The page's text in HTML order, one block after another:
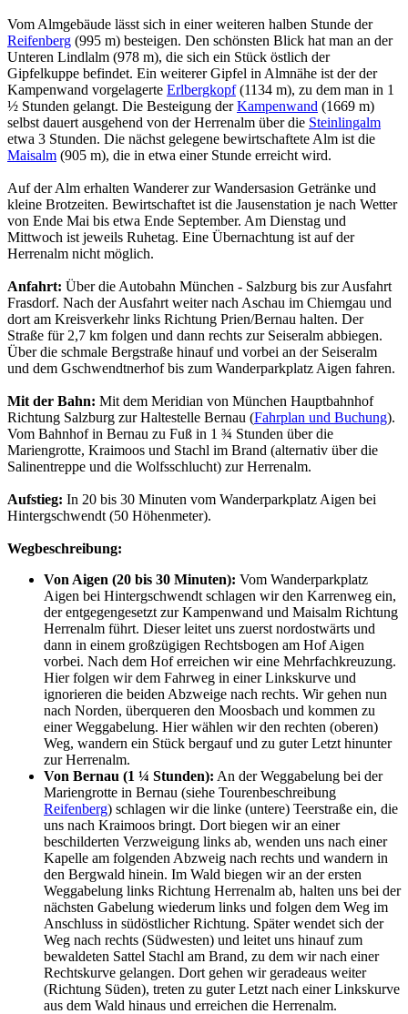
Vom Almgebäude lässt sich in einer weiteren halben Stunde der
Reifenberg (995 m) besteigen. Den schönsten Blick hat man an der
Unteren Lindlalm (978 m), die sich ein Stück östlich der
Gipfelkuppe befindet. Ein weiterer Gipfel in Almnähe ist der der
Kampenwand vorgelagerte Erlbergkopf(1134 m), zu dem man in 1
½ Stunden gelangt. Die Besteigung derKampenwand (1669 m)
selbst dauert ausgehend von der Herrenalm über die Steinlingalm
etwa 3 Stunden. Die nächst gelegene bewirtschaftete Alm ist die
Maisalm (905 m), die in etwa einer Stunde erreicht wird.
Auf der Alm erhalten Wanderer zur Wandersasion Getränke und
kleine Brotzeiten. Bewirtschaftet ist die Jausenstation je nach Wetter
von Ende Mai bis etwa Ende September. Am Dienstag und
Mittwoch ist jeweils Ruhetag. Eine Übernachtung ist auf der
Herrenalm nicht möglich.
Anfahrt: Über die Autobahn München - Salzburg bis zur Ausfahrt
Frasdorf. Nach der Ausfahrt weiter nach Aschau im Chiemgau und
dort am Kreisverkehr links Richtung Prien/Bernau halten. Der
Straße für 2,7 km folgen und dann rechts zur Seiseralm abbiegen.
Über die schmale Bergstraße hinauf und vorbei an der Seiseralm
und dem Gschwendtnerhof bis zum Wanderparkplatz Aigen fahren.
Mit der Bahn: Mit dem Meridian von München Hauptbahnhof
Richtung Salzburg zur Haltestelle Bernau (Fahrplan und Buchung).
Vom Bahnhof in Bernau zu Fuß in 1 ¾ Stunden über die
Mariengrotte, Kraimoos und Stachl im Brand (alternativ über die
Salinentreppe und die Wolfsschlucht) zur Herrenalm.
Aufstieg: In 20 bis 30 Minuten vom Wanderparkplatz Aigen bei
Hintergschwendt (50 Höhenmeter).
Wegbeschreibung:
Von Aigen (20 bis 30 Minuten): Vom Wanderparkplatz
Aigen bei Hintergschwendt schlagen wir den Karrenweg ein,
der entgegengesetzt zur Kampenwand und Maisalm Richtung
Herrenalm führt. Dieser leitet uns zuerst nordostwärts und
dann in einem großzügigen Rechtsbogen am Hof Aigen
vorbei. Nach dem Hof erreichen wir eine Mehrfachkreuzung.
Hier folgen wir dem Fahrweg in einer Linkskurve und
ignorieren die beiden Abzweige nach rechts. Wir gehen nun
nach Norden, überqueren den Moosbach und kommen zu
einer Weggabelung. Hier wählen wir den rechten (oberen)
Weg, wandern ein Stück bergauf und zu guter Letzt hinunter
zur Herrenalm.
Von Bernau (1 ¼ Stunden): An der Weggabelung bei der
Mariengrotte in Bernau (siehe Tourenbeschreibung
Reifenberg) schlagen wir die linke (untere) Teerstraße ein, die
uns nach Kraimoos bringt. Dort biegen wir an einer
beschilderten Verzweigung links ab, wenden uns nach einer
Kapelle am folgenden Abzweig nach rechts und wandern in
den Bergwald hinein. Im Wald biegen wir an der ersten
Weggabelung links Richtung Herrenalm ab, halten uns bei der
nächsten Gabelung wiederum links und folgen dem Weg im
Anschluss in südöstlicher Richtung. Später wendet sich der
Weg nach rechts (Südwesten) und leitet uns hinauf zum
bewaldeten Sattel Stachl am Brand, zu dem wir nach einer
Rechtskurve gelangen. Dort gehen wir geradeaus weiter
(Richtung Süden), treten zu guter Letzt nach einer Linkskurve
aus dem Wald hinaus und erreichen die Herrenalm.